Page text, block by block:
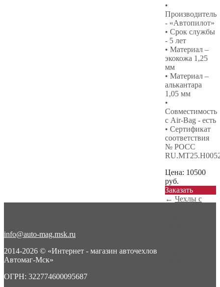
•
Производитель
- «Автопилот»
• Срок службы
- 5 лет
• Материал –
экокожа 1,25
мм
• Материал –
алькантара
1,05 мм
•
Совместимость
с Air-Bag - есть
• Сертификат
соответствия
№ РОСС
Цена: 10500
руб.
Заказать
← Чехлы с
info@auto-mag.msk.ru
2014-2026 © «Интернет - магазин авточехлов
Автомаг-Мск»
ОГРН: 322774600095687